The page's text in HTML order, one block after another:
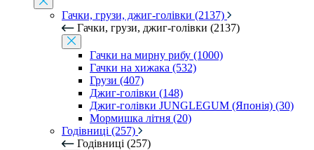
Гачки, грузи, джиг-голівки (2137)
Гачки, грузи, джиг-голівки (2137)
Гачки на мирну рибу (1000)
Гачки на хижака (532)
Грузи (407)
Джиг-голівки (148)
Джиг-голівки JUNGLEGUM (Японія) (30)
Мормишка літня (20)
Годівниці (257)
Годівниці (257)